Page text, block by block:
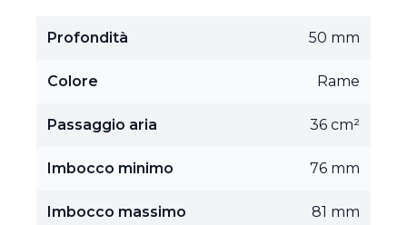
Profondità 50 mm
Colore Rame
Passaggio aria 36 cm²
Imbocco minimo 76 mm
Imbocco massimo 81 mm